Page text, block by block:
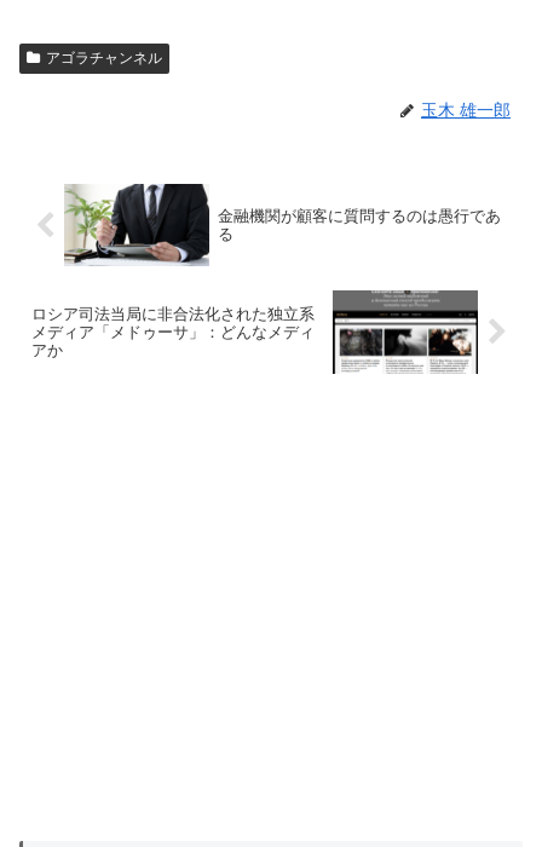
アゴラチャンネル
玉木 雄一郎
金融機関が顧客に質問するのは愚行であ
る
ロシア司法当局に非合法化された独立系
メディア「メドゥーサ」：どんなメディ
アか